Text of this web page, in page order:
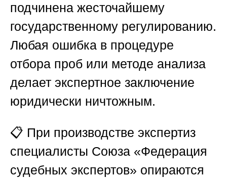
подчинена жесточайшему
государственному регулированию.
Любая ошибка в процедуре
отбора проб или методе анализа
делает экспертное заключение
юридически ничтожным.
📋 При производстве экспертиз
специалисты Союза «Федерация
судебных экспертов» опираются